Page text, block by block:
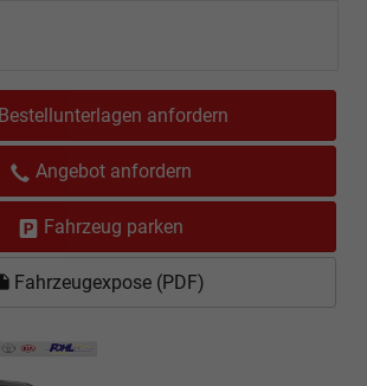
Bestellunterlagen anfordern
Angebot anfordern
Fahrzeug parken
Fahrzeugexpose (PDF)